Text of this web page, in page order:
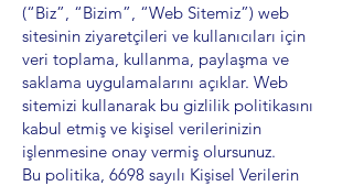
(“Biz”, “Bizim”, “Web Sitemiz”) web
sitesinin ziyaretçileri ve kullanıcıları için
veri toplama, kullanma, paylaşma ve
saklama uygulamalarını açıklar. Web
sitemizi kullanarak bu gizlilik politikasını
kabul etmiş ve kişisel verilerinizin
işlenmesine onay vermiş olursunuz.
Bu politika, 6698 sayılı Kişisel Verilerin